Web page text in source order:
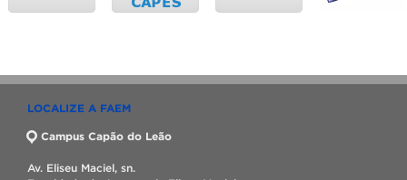
LOCALIZE A FAEM
Campus Capão do Leão
Av. Eliseu Maciel, sn.